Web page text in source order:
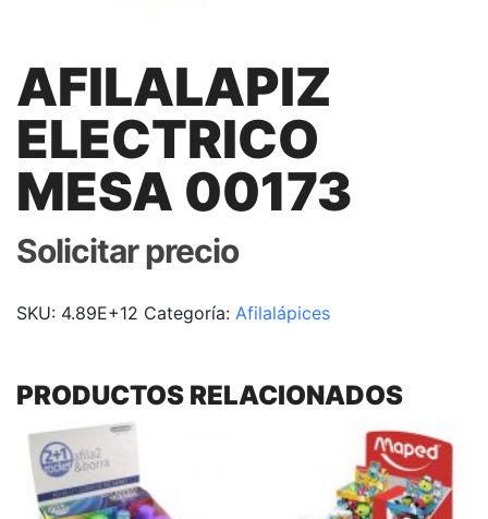
AFILALAPIZ
ELECTRICO
MESA 00173
Solicitar precio
SKU: 4.89E+12 Categoría: Afilalápices
PRODUCTOS RELACIONADOS